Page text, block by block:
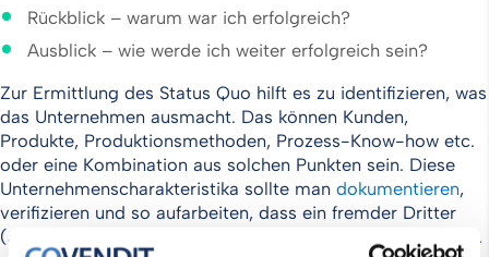
Rückblick – warum war ich erfolgreich?
Ausblick – wie werde ich weiter erfolgreich sein?
Zur Ermittlung des Status Quo hilft es zu identifizieren, was
das Unternehmen ausmacht. Das können Kunden,
Produkte, Produktionsmethoden, Prozess-Know-how etc.
oder eine Kombination aus solchen Punkten sein. Diese
Unternehmenscharakteristika sollte man dokumentieren,
verifizieren und so aufarbeiten, dass ein fremder Dritter
(also ein Käufer) diese nachvollziehen und verstehen kann.